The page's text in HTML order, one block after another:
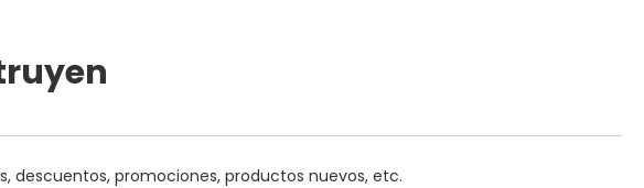
descuentos, promociones, productos nuevos, etc.